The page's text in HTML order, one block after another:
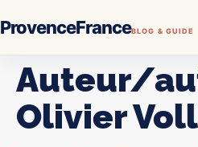
ProvenceFranceBLOG & GUIDE
Auteur/
Olivier